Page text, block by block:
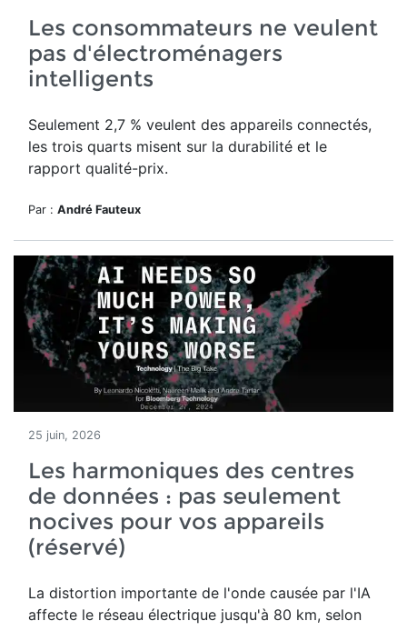
Les consommateurs ne veulent
pas d'électroménagers
intelligents
Seulement 2,7 % veulent des appareils connectés,
les trois quarts misent sur la durabilité et le
rapport qualité-prix.
Par : André Fauteux
25 juin, 2026
Les harmoniques des centres
de données : pas seulement
nocives pour vos appareils
(réservé)
La distortion importante de l'onde causée par l'IA
affecte le réseau électrique jusqu'à 80 km, selon